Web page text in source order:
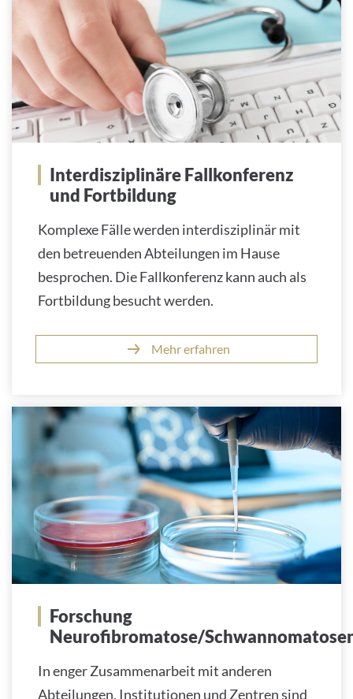
Interdisziplinäre Fallkonferenz
und Fortbildung
Komplexe Fälle werden interdisziplinär mit
den betreuenden Abteilungen im Hause
besprochen. Die Fallkonferenz kann auch als
Fortbildung besucht werden.
Mehr erfahren
Forschung
Neurofibromatose/
In enger Zusammenarbeit mit anderen
Abteilungen, Institutionen und Zentren sind